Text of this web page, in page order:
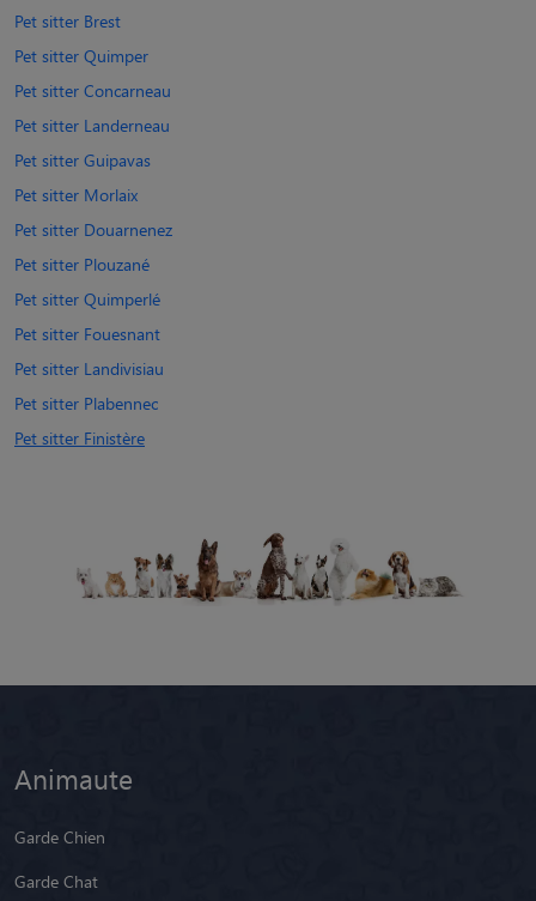
Pet sitter Brest
Pet sitter Quimper
Pet sitter Concarneau
Pet sitter Landerneau
Pet sitter Guipavas
Pet sitter Morlaix
Pet sitter Douarnenez
Pet sitter Plouzané
Pet sitter Quimperlé
Pet sitter Fouesnant
Pet sitter Landivisiau
Pet sitter Plabennec
Pet sitter Finistère
Animaute
Garde Chien
Garde Chat